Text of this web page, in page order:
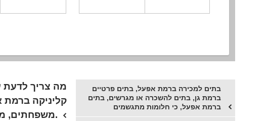
מה צריך לדעת
קליניקה ברמת
משפחתים, מגרשים, או דירות ברמת אפעל רמת גן.
בתים למכירה ברמת אפעל, בתים פרטיים
ברמת גן, בתים להשכרה או מגרשים, בתים
ברמת אפעל, כי חלומות מתגשמים